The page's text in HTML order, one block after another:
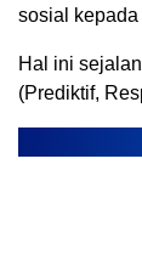
sosial kepada
Hal ini
(Prediktif,